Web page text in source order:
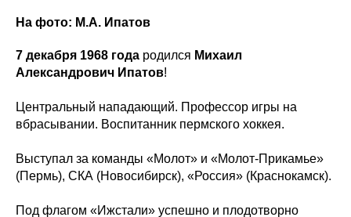
На фото: М.А. Ипатов
7 декабря 1968 года родился Михаил
Александрович Ипатов!
Центральный нападающий. Профессор игры на
вбрасывании. Воспитанник пермского хоккея.
Выступал за команды «Молот» и «Молот-Прикамье»
(Пермь), СКА (Новосибирск), «Россия» (Краснокамск).
Под флагом «Ижстали» успешно и плодотворно